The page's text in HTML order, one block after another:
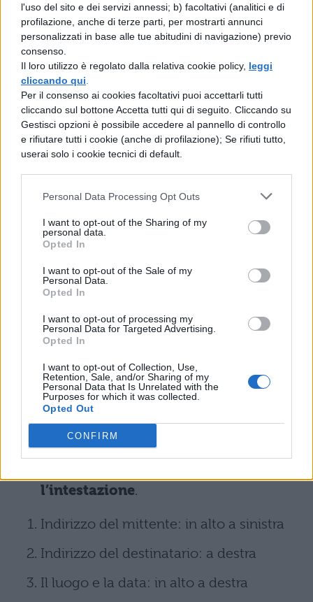
l'uso del sito e dei servizi annessi; b) facoltativi (analitici e di
profilazione, anche di terze parti, per mostrarti annunci
personalizzati in base alle tue abitudini di navigazione) previo
consenso.
Il loro utilizzo è regolato dalla relativa cookie policy, leggi
cliccando qui
Per il consenso ai cookies facoltativi puoi accettarli tutti
cliccando sul bottone Accetta tutti qui di seguito. Cliccando su
Gestisci opzioni è possibile accedere al pannello di controllo
e rifiutare tutti i cookie (anche di profilazione); Se rifiuti tutto,
userai solo i cookie tecnici di default.
Personal Data Processing Opt Outs
I want to opt-out of the Sharing of my
personal data.
Opted In
I want to opt-out of the Sale of my
Personal Data.
Opted In
I want to opt-out of processing my
Personal Data for Targeted Advertising.
Opted In
I want to opt-out of Collection, Use,
Retention, Sale, and/or Sharing of my
Personal Data that Is Unrelated with the
Purposes for which it was collected.
Opted Out
CONFIRM
Il consiglio, una volta deciso
l’argomento è di buttare giù qualche
idea per meglio pianificare la stesura
della lettera in base a ciò che si desidera
comunicare. Fate quindi una scaletta,
sempre utile in questi casi!
quindi usatelo, soprattutto per le parole
di cui siete in dubbio, per i verbi più
complicati, come quelli irregolari, ecc…
ESAME TERZA MEDIA:
LETTERA IN FRANCESE
Tenendo conto di questi fattori, per scrivere
una lettera perfetta bisogna assolutamente
seguire questo procedimento, un modello
standard per tutti i tipi di lettera:
Prima di tutto chiarire il
l’intestazione.
Indirizzo del mittente: in alto a sinistra
Indirizzo del destinatario: a destra
Il luogo e la data: in alto a destra